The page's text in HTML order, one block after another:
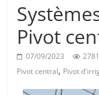
Pivot
07/09/2023
Pivot central, Pivot